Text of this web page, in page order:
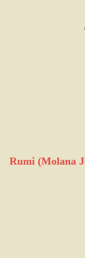
Rumi (Molana